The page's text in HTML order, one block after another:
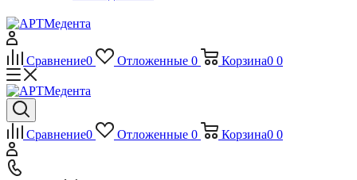
Сравнение0 Отложенные 0 Корзина0 0
Сравнение0 Отложенные 0 Корзина0 0